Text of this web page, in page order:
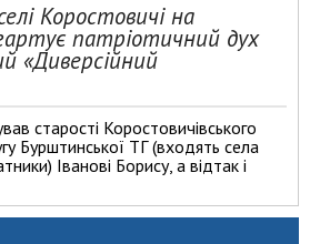
Коростовичі на
патріотичний дух
«Диверсійний
старості Коростовичівського
Бурштинської ТГ (входять села
Іванові Борису, а відтак і